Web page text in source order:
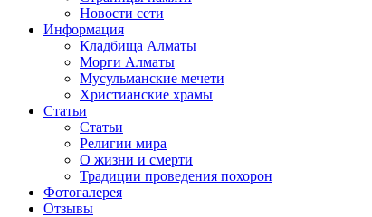
Новости сети
Информация
Кладбища Алматы
Морги Алматы
Мусульманские мечети
Христианские храмы
Статьи
Статьи
Религии мира
О жизни и смерти
Традиции проведения похорон
Фотогалерея
Отзывы